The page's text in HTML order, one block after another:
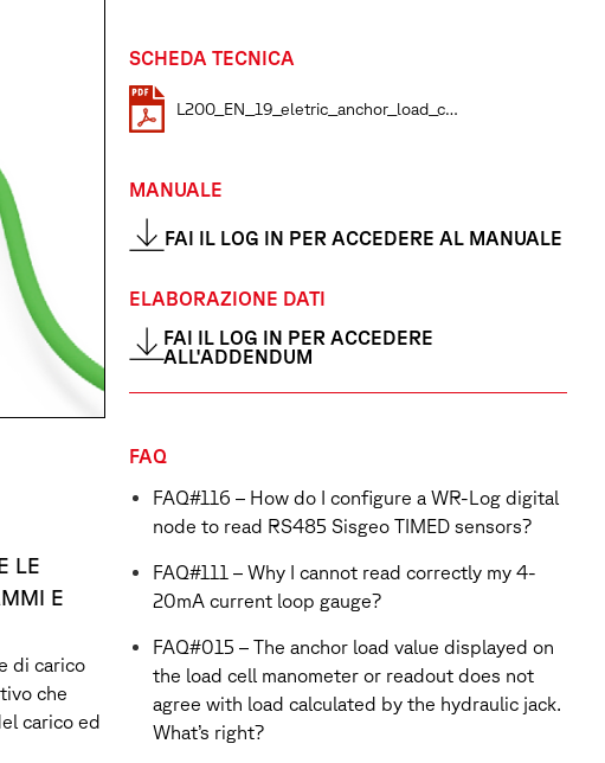
LE
E
di carico
che
carico ed
SCHEDA TECNICA
L200_EN_19_eletric_anchor_load_cells
MANUALE
FAI IL LOG IN PER ACCEDERE AL MANUALE
ELABORAZIONE DATI
FAI IL LOG IN PER ACCEDERE
ALL'ADDENDUM
FAQ
FAQ#116 – How do I configure a WR-Log digital
node to read RS485 Sisgeo TIMED sensors?
FAQ#111 – Why I cannot read correctly my 4-
20mA current loop gauge?
FAQ#015 – The anchor load value displayed on
the load cell manometer or readout does not
agree with load calculated by the hydraulic jack.
What’s right?